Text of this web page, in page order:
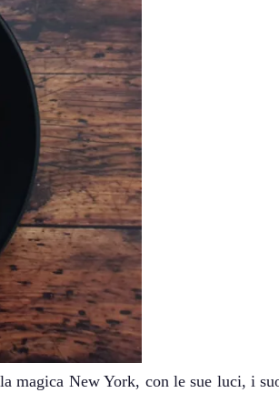
New York, con le sue luci, i